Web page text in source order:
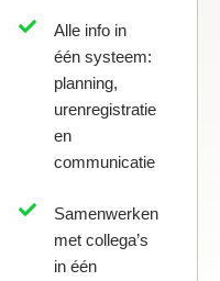
Alle info in
één systeem:
planning,
urenregistratie
en
communicatie
Samenwerken
met collega’s
in één